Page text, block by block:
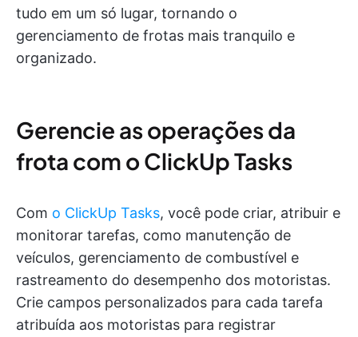
tudo em um só lugar, tornando o
gerenciamento de frotas mais tranquilo e
organizado.
Gerencie as operações da
frota com o ClickUp Tasks
Com o ClickUp Tasks, você pode criar, atribuir e
monitorar tarefas, como manutenção de
veículos, gerenciamento de combustível e
rastreamento do desempenho dos motoristas.
Crie campos personalizados para cada tarefa
atribuída aos motoristas para registrar